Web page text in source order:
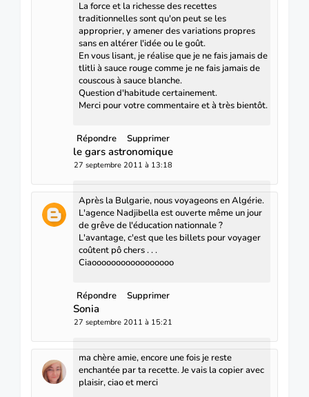
La force et la richesse des recettes
traditionnelles sont qu'on peut se les
approprier, y amener des variations propres
sans en altérer l'idée ou le goût.
En vous lisant, je réalise que je ne fais jamais de
tlitli à sauce rouge comme je ne fais jamais de
couscous à sauce blanche.
Question d'habitude certainement.
Merci pour votre commentaire et à très bientôt.
Répondre Supprimer
le gars astronomique
27 septembre 2011 à 13:18
Après la Bulgarie, nous voyageons en Algérie.
L'agence Nadjibella est ouverte même un jour
de grêve de l'éducation nationnale ?
L'avantage, c'est que les billets pour voyager
coûtent pô chers . . .
Ciaooooooooooooooooo
Répondre Supprimer
Sonia
27 septembre 2011 à 15:21
ma chère amie, encore une fois je reste
enchantée par ta recette. Je vais la copier avec
plaisir, ciao et merci